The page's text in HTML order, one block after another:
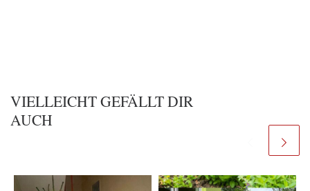
VIELLEICHT GEFÄLLT DIR
AUCH